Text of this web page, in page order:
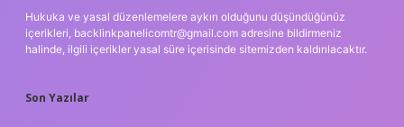
Hukuka ve yasal düzenlemelere aykırı olduğunu düşündüğünüz
içerikleri, backlinkpanelicomtr@gmail.com adresine bildirmeniz
halinde, ilgili içerikler yasal süre içerisinde sitemizden kaldırılacaktır.
Son Yazılar